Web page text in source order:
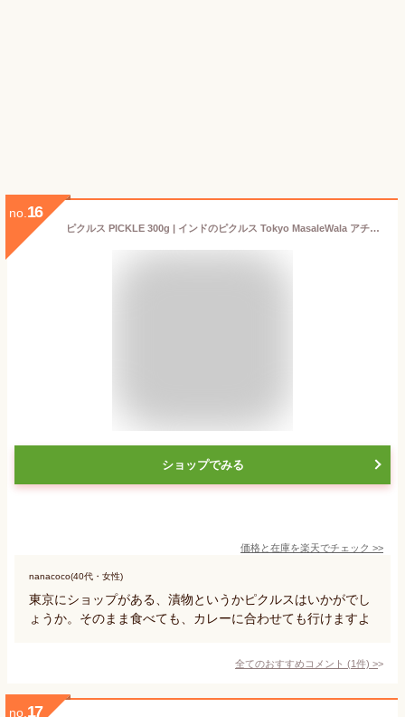
no. 16
ピクルス PICKLE 300g | インドのピクルス Tokyo MasaleWala アチャール インドの漬物 インド料理 時短 調味料 アジアン食品 エスニック食材 缶詰 Pickle Achar 漬物 お漬物 漬け物 つけもの ミックスピクルス マンゴーピクルス ライム(レモン)ピクルス マンゴーチャツネ
ショップでみる
価格と在庫を楽天でチェック >>
nanacoco(40代・女性)
東京にショップがある、漬物というかピクルスはいかがでし
ょうか。そのまま食べても、カレーに合わせても行けますよ
全てのおすすめコメント (1件) >
no. 17